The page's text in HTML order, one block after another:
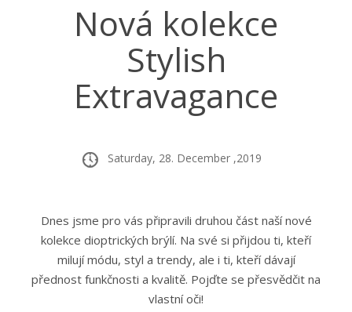
Nová kolekce
Stylish
Extravagance
Saturday, 28. December ,2019
Dnes jsme pro vás připravili druhou část naší nové
kolekce dioptrických brýlí. Na své si přijdou ti, kteří
milují módu, styl a trendy, ale i ti, kteří dávají
přednost funkčnosti a kvalitě. Pojďte se přesvědčit na
vlastní oči!